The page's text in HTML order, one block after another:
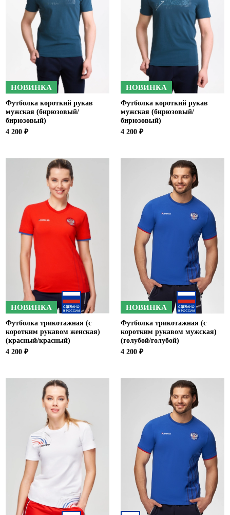
НОВИНКА
Футболка короткий рукав
мужская (бирюзовый/
бирюзовый)
4 200 ₽
НОВИНКА
Футболка короткий рукав
мужская (бирюзовый/
бирюзовый)
4 200 ₽
НОВИНКА
Футболка трикотажная (с
коротким рукавом женская)
(красный/красный)
4 200 ₽
НОВИНКА
Футболка трикотажная (с
коротким рукавом мужская)
(голубой/голубой)
4 200 ₽